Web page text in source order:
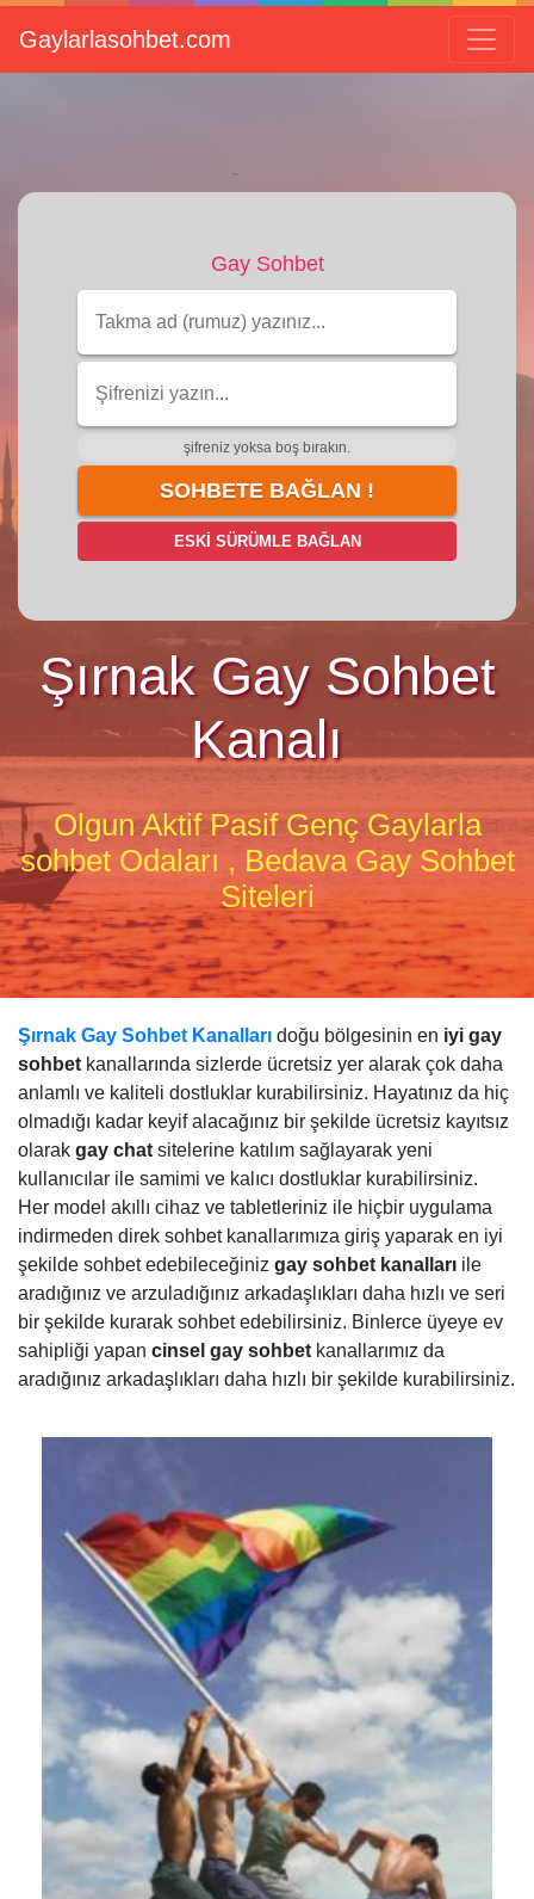
Gaylarlasohbet.com
Gay Sohbet
şifreniz yoksa boş bırakın.
ESKİ SÜRÜMLE BAĞLAN
Şırnak Gay Sohbet
Kanalı
Olgun Aktif Pasif Genç Gaylarla
sohbet Odaları , Bedava Gay Sohbet
Siteleri
Şırnak Gay Sohbet Kanalları doğu bölgesinin en iyi gay
sohbet kanallarında sizlerde ücretsiz yer alarak çok daha
anlamlı ve kaliteli dostluklar kurabilirsiniz. Hayatınız da hiç
olmadığı kadar keyif alacağınız bir şekilde ücretsiz kayıtsız
olarak gay chat sitelerine katılım sağlayarak yeni
kullanıcılar ile samimi ve kalıcı dostluklar kurabilirsiniz.
Her model akıllı cihaz ve tabletleriniz ile hiçbir uygulama
indirmeden direk sohbet kanallarımıza giriş yaparak en iyi
şekilde sohbet edebileceğiniz gay sohbet kanalları ile
aradığınız ve arzuladığınız arkadaşlıkları daha hızlı ve seri
bir şekilde kurarak sohbet edebilirsiniz. Binlerce üyeye ev
sahipliği yapan cinsel gay sohbet kanallarımız da
aradığınız arkadaşlıkları daha hızlı bir şekilde kurabilirsiniz.